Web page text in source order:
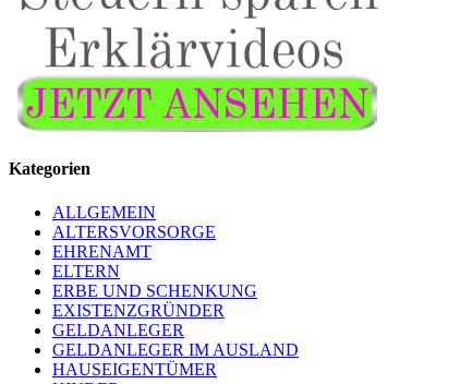
Kategorien
ALLGEMEIN
ALTERSVORSORGE
EHRENAMT
ELTERN
ERBE UND SCHENKUNG
EXISTENZGRÜNDER
GELDANLEGER
GELDANLEGER IM AUSLAND
HAUSEIGENTÜMER